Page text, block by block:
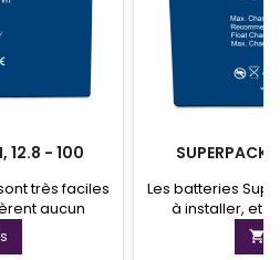
12.8 - 100
très faciles
aucun
la
SUPERPACK
Les batteries
à installer, et
élément
interne
